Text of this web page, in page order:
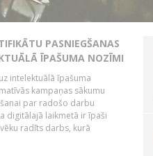
PASNIEGŠANAS
ĪPAŠUMA NOZĪMI
intelektuālā īpašuma
kampaņas sākumu
par radošo darbu
digitālajā laikmetā ir īpaši
radīts darbs, kurā